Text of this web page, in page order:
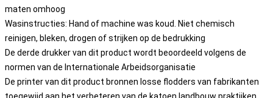
maten omhoog
Wasinstructies: Hand of machine was koud. Niet chemisch
reinigen, bleken, drogen of strijken op de bedrukking
De derde drukker van dit product wordt beoordeeld volgens de
normen van de Internationale Arbeidsorganisatie
De printer van dit product bronnen losse flodders van fabrikanten